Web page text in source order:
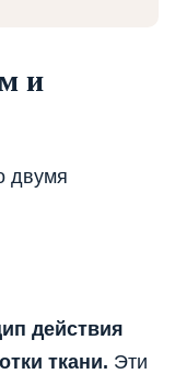
и
двумя
действия
ткани. Эти